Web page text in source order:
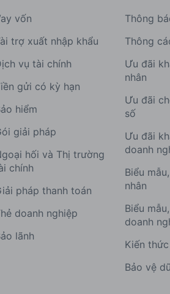
vốn
trợ xuất nhập khẩu
vụ tài chính
gửi có kỳ hạn
hiểm
giải pháp
hối và Thị trường
chính
pháp thanh toán
doanh nghiệp
lãnh
Thông
Thông
Ưu đãi
nhân
Ưu đãi
số
Ưu đãi
doanh
Biểu
nhân
Biểu
doanh
Kiến
Bảo vệ